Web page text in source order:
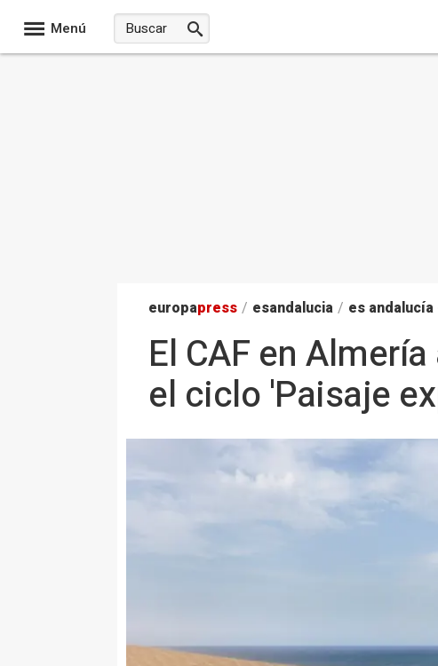
Menú
europapress / esandalucia / es
El CAF en
el ciclo 'Paisaje